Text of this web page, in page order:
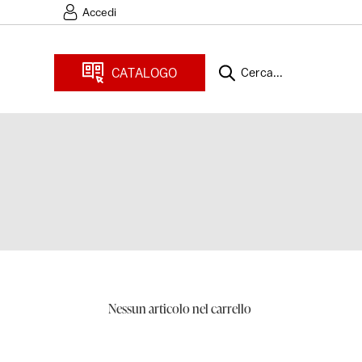
Accedi
CATALOGO Cerca...
Nessun articolo nel carrello